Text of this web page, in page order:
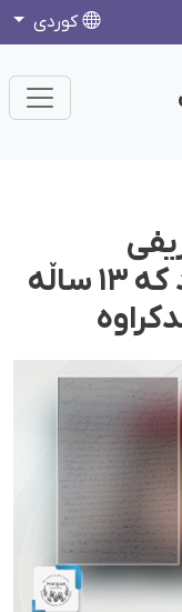
كوردی
بەندکراوی سیاسی کورد کە ١٣ ساڵە